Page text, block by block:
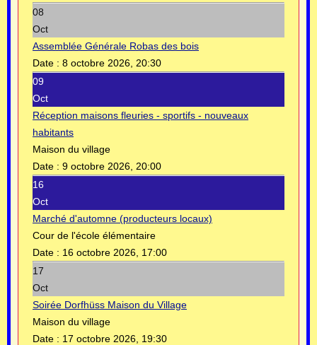
08
Oct
Assemblée Générale Robas des bois
Date : 8 octobre 2026, 20:30
09
Oct
Réception maisons fleuries - sportifs - nouveaux
habitants
Maison du village
Date : 9 octobre 2026, 20:00
16
Oct
Marché d'automne (producteurs locaux)
Cour de l'école élémentaire
Date : 16 octobre 2026, 17:00
17
Oct
Soirée Dorfhüss Maison du Village
Maison du village
Date : 17 octobre 2026, 19:30